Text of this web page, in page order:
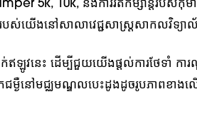
5k, 10k, និងការរត់កម្សាន្តរបស់កុម
បស់យើងនៅសាលាវេជ្ជសាស្ត្រសាកលវិទ្យា
ាក់ឥឡូវនេះ ដើម្បីជួយយើងផ្តល់ការថែទាំ
ម្ងឺនៅមជ្ឈមណ្ឌលបេះដូងដូចរូបភាពខាងល